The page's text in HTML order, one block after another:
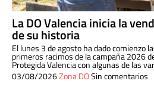
La DO Valencia inicia la
de su historia
El lunes 3 de agosto ha dado comienzo
primeros racimos de la campaña 2026
Protegida Valencia con algunas de las
03/08/2026Zona DOSin comentarios